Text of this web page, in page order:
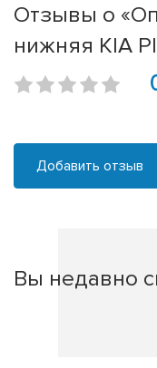
Отзывы о
нижняя KIA
Добавить отзыв
Вы недавно